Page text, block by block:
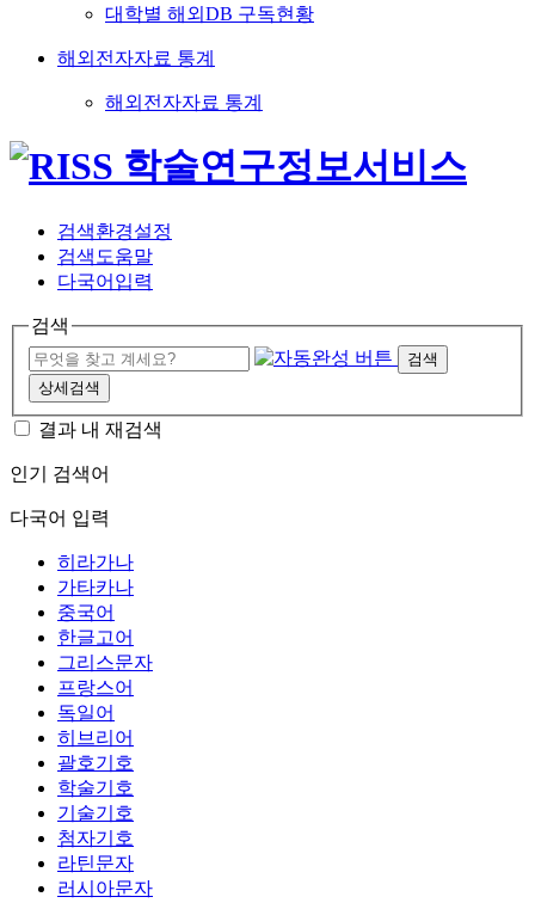
대학별 해외DB 구독현황
해외전자자료 통계
해외전자자료 통계
검색환경설정
검색도움말
다국어입력
검색
검색
상세검색
결과 내 재검색
인기 검색어
다국어 입력
히라가나
가타카나
중국어
한글고어
그리스문자
프랑스어
독일어
히브리어
괄호기호
학술기호
기술기호
첨자기호
라틴문자
러시아문자